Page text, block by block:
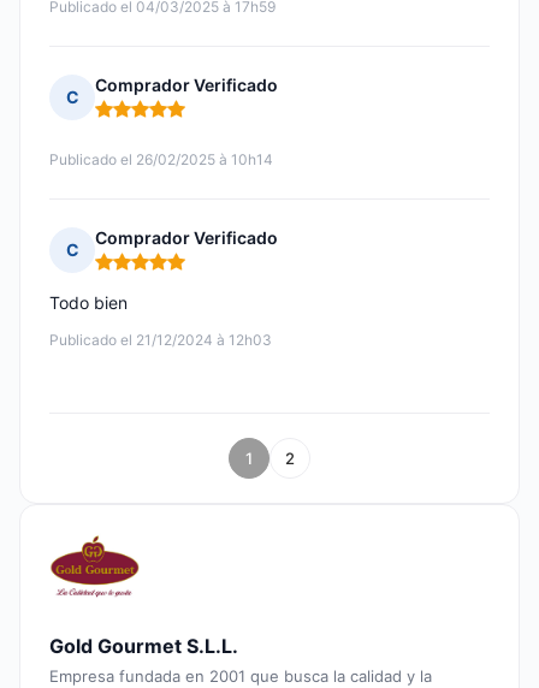
Publicado el 04/03/2025 à 17h59
C
Comprador Verificado
Nota: 5 de 5
Publicado el 26/02/2025 à 10h14
C
Comprador Verificado
Nota: 5 de 5
Publicado el 21/12/2024 à 12h03
Todo bien
1 2
Gold Gourmet S.L.L.
Empresa fundada en 2001 que busca la calidad y la